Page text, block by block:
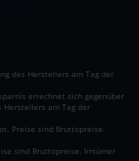
des Herstellers am Tag der
errechnet sich gegenüber
Herstellers am Tag der
Preise sind Bruttopreise.
sind Bruttopreise. Irrtümer